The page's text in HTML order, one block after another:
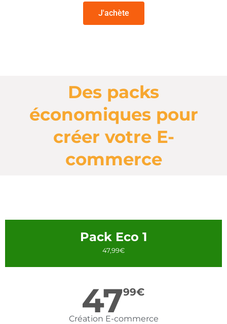
J'achète
Des packs
économiques pour
créer votre E-
commerce
Pack Eco 1
47,99€
4799€
Création E-commerce